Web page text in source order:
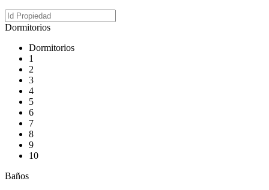
Dormitorios
Dormitorios
1
2
3
4
5
6
7
8
9
10
Baños